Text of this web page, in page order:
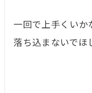
一回で上手くいか
落ち込まないでほ